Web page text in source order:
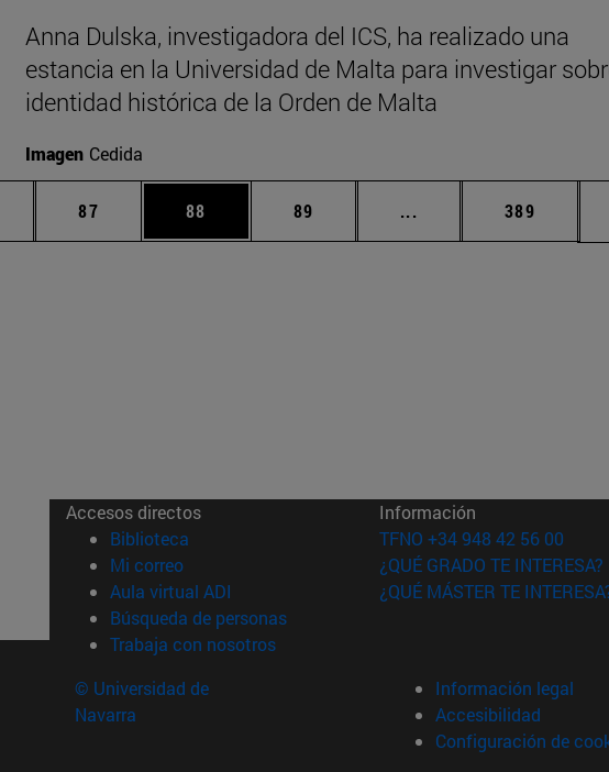
Anna Dulska, investigadora del ICS, ha realizado una
estancia en la Universidad de Malta para investigar
identidad histórica de la Orden de Malta
Imagen Cedida
Páginas intermedias Use TAB para desplazarse.
Página
87 Página
88 Página
89 ... Páginas intermedias
Página
389
Accesos directos
Biblioteca (abre en nueva ventana)
Mi correo(abre en nueva ventana)
Aula virtual ADI (abre en nueva ventana)
Búsqueda de personas(abre en nueva ventana)
Trabaja con nosotros(abre en nueva ventana)
Información
TFNO +34 948 42 56 00
¿QUÉ GRADO TE INTERESA?
¿QUÉ MÁSTER TE
© Universidad de
Navarra
Información legal
Accesibilidad
Configuración de